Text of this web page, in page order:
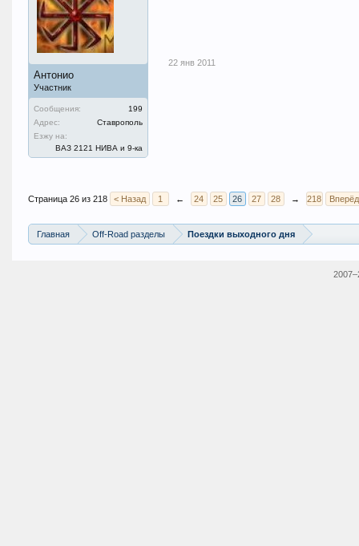
Антонио
Участник
Сообщения:
199
Адрес:
Ставрополь
Езжу на:
ВАЗ 2121 НИВА и 9-ка
22 янв 2011
Страница 26 из 218 < Назад 1 ← 24 25 26 27 28 → 218
Главная Off-Road разделы Поездки выходного дня
2007–